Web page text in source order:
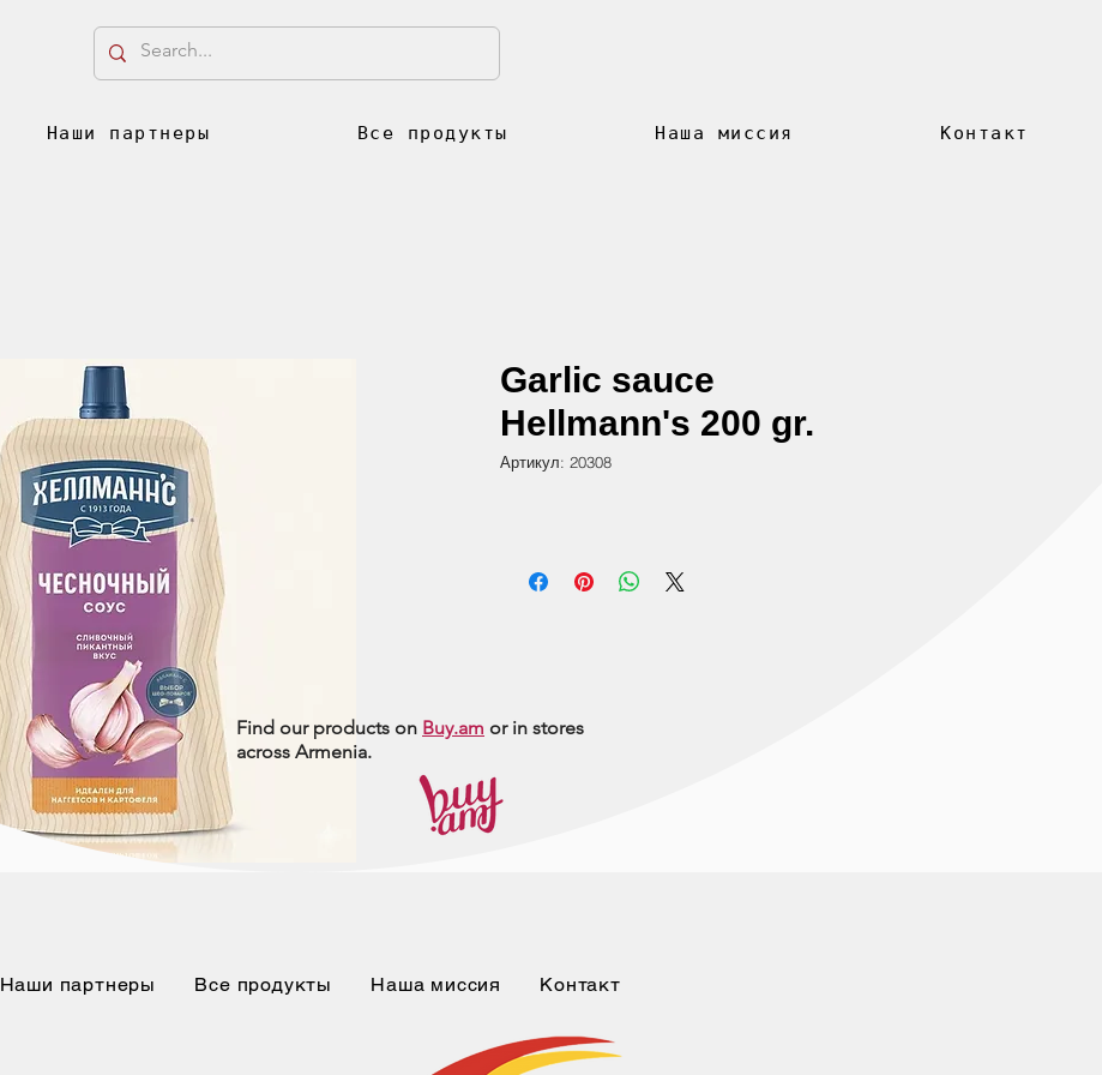
Наши партнеры Все продукты Наша миссия Контакт
Garlic sauce
Hellmann's 200 gr.
Артикул: 20308
Find our products on Buy.am or in stores
across Armenia.
Наши партнеры Все продукты Наша миссия Контакт